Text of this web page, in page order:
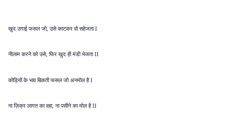
खुद उगाई फसल जो, उसे काटकर वो सहेजताI
नीलाम करने को उसे, फिर खुद ही मंडी भेजताII
कोड़ियों के भाव बिकती फसल जो अनमोल हैI
ना ज़िक्र लागत का वहा, ना पसीने का मोल हैII